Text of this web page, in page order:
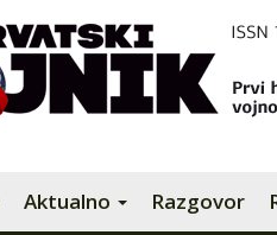
Aktualno Razgovor